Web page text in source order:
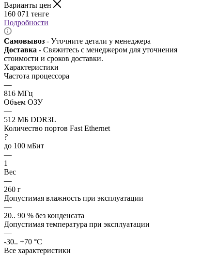
Варианты цен
160 071 тенге
Подробности
Самовывоз - Уточните детали у менеджера
Доставка - Свяжитесь с менеджером для уточнения
стоимости и сроков доставки.
Характеристики
Частота процессора
—
816 МГц
Объем ОЗУ
—
512 МБ DDR3L
Количество портов Fast Ethernet
?
до 100 мБит
—
1
Вес
—
260 г
Допустимая влажность при эксплуатации
—
20.. 90 % без конденсата
Допустимая температура при эксплуатации
—
-30.. +70 °C
Все характеристики